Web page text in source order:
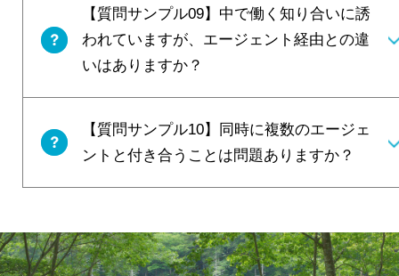
【質問サンプル09】中で働く知り合いに誘
われていますが、エージェント経由との違
いはありますか？
【質問サンプル10】同時に複数のエージェ
ントと付き合うことは問題ありますか？